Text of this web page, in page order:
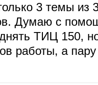
3 темы
Думаю с
ТИЦ 150,
работы, а